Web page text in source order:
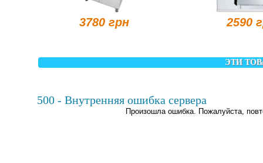
3780 грн 2590
ЭТИ
500 - Внутренняя ошибка сервера
Произошла ошибка. Пожалуйста,